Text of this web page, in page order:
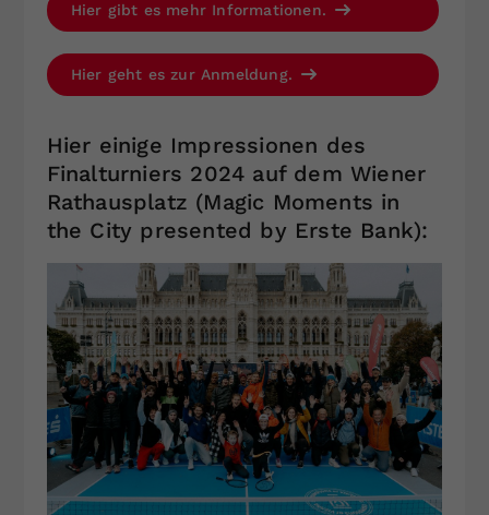
Hier gibt es mehr Informationen.
Hier geht es zur Anmeldung.
Hier einige Impressionen des
Finalturniers 2024 auf dem Wiener
Rathausplatz (Magic Moments in
the City presented by Erste Bank):